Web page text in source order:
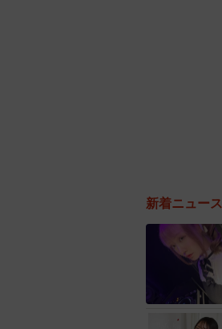
新着ニュース